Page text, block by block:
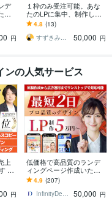
デ
し
円
１枠のみ受注可能。あな
たのLPに集中、制作しま
す あなたのサービスの魅
力をエンドユーザーに届
けるお手伝い
4.8 (13)
すずきみか＠WEBデザイナー×LINE
50,000 円
ンの人気サービス
上
Go
円
低価格で高品質のランデ
ィングページ作成いたし
ます ココナラ実績100件
以上の実績ありハイクオ
リティLP制作
4.9 (207)
InfinityDesign1127
50,000 円